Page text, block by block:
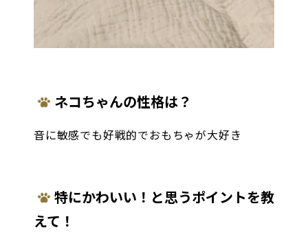
ネコちゃんの性格は？
音に敏感でも好戦的でおもちゃが大好き
特にかわいい！と思うポイントを教
えて！